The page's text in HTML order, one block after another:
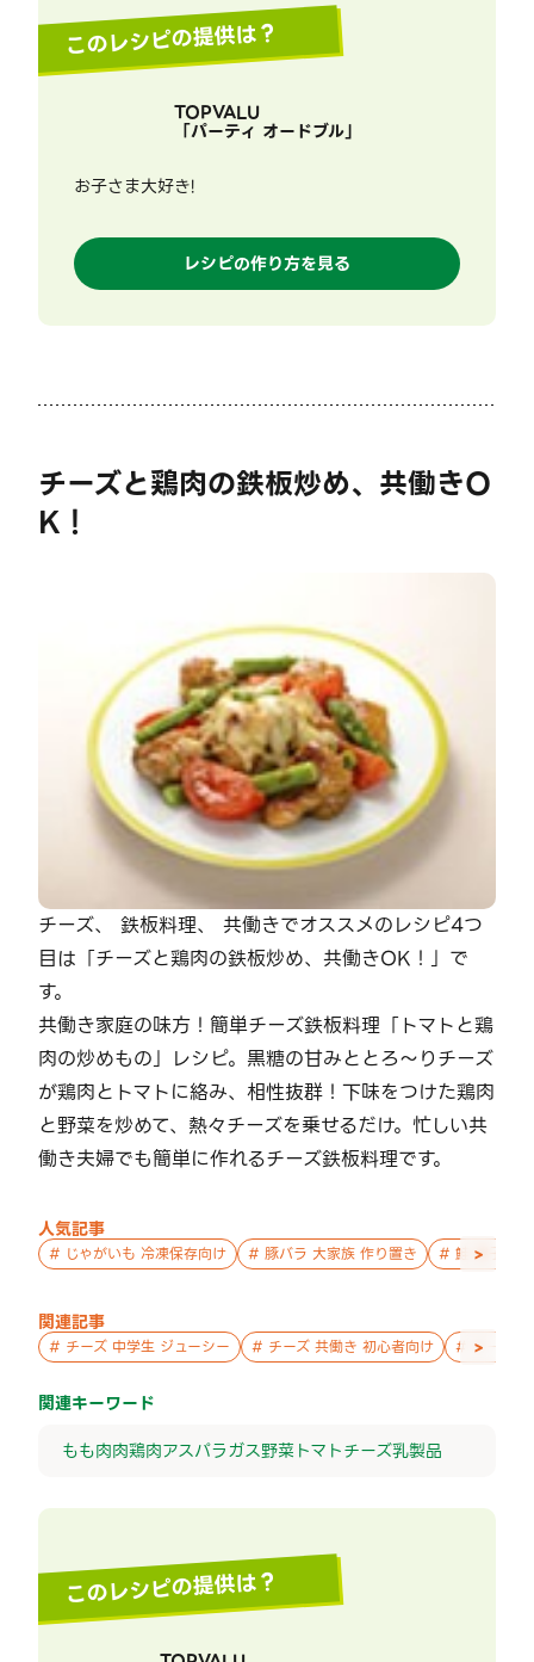
このレシピの提供は？
TOPVALU
「パーティ オードブル」
お子さま大好き!
レシピの作り方を見る
チーズと鶏肉の鉄板炒め、共働きO
K！
チーズ、 鉄板料理、 共働きでオススメのレシピ4つ
目は「チーズと鶏肉の鉄板炒め、共働きOK！」で
す。
共働き家庭の味方！簡単チーズ鉄板料理「トマトと鶏
肉の炒めもの」レシピ。黒糖の甘みととろ～りチーズ
が鶏肉とトマトに絡み、相性抜群！下味をつけた鶏肉
と野菜を炒めて、熱々チーズを乗せるだけ。忙しい共
働き夫婦でも簡単に作れるチーズ鉄板料理です。
人気記事
# じゃがいも 冷凍保存向け # 豚バラ 大家族 作り置き # 鮭 親子 作
>
関連記事
# チーズ 中学生 ジューシー # チーズ 共働き 初心者向け # チーズ
>
関連キーワード
もも肉肉鶏肉アスパラガス野菜 トマトチーズ乳製品
このレシピの提供は？